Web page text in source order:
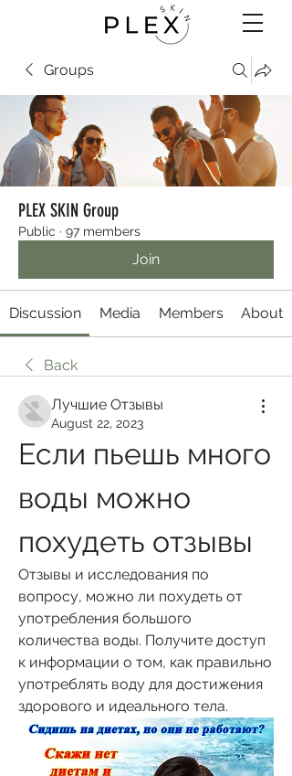
Groups
PLEX SKIN Group
Public · 97 members
Join
Discussion Media Members About
Back
Лучшие Отзывы
August 22, 2023
Если пьешь много
воды можно
похудеть отзывы
Отзывы и исследования по
вопросу, можно ли похудеть от
употребления большого
количества воды. Получите доступ
к информации о том, как правильно
употреблять воду для достижения
здорового и идеального тела.